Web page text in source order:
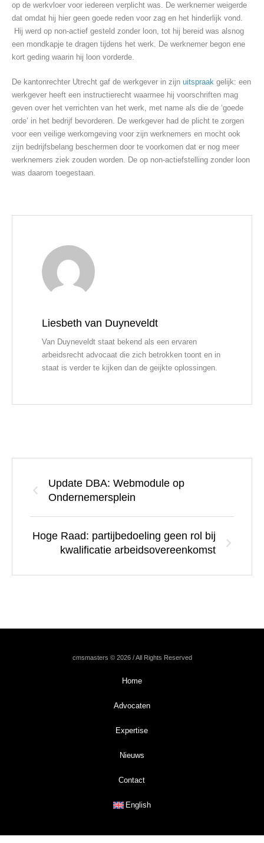
op de werkvloer voor iedereen verplicht was. De werknemer weigerde
dat omdat hij hier geen goede reden voor zag en het hinderlijk vond.
Hij werd op non-actief gesteld zonder loon, tot hij bereid was alsnog
een mondkapje te dragen tijdens het werk. De werknemer begon ene
kort geding waarin hij loon vorderde.
De kantonrechter Utrecht gaf de werkgever in zijn uitspraak gelijk: een
werkgever heeft een instructierecht waarmee hij voorschriften mag
geven over het verrichten van het werk, met name als die de ‘goede
orde’ in het bedrijf bevorderen. De werkgever had de plicht te zorgen
voor een veilige werkomgeving voor zijn werknemers en mocht ook
zijn bedrijfsbelang beschermen door te voorkomen dat er nog meer
werknemers ziek zouden worden. De op non-actiefstelling zonder loon
was daarom toegestaan.
Liesbeth van Duyneveldt
Van Duyneveldt staat bekend als een ervaren
arbeidsrecht advocaat die zich betrokken toont en in
staat is verder te kijken dan de geijkte oplossingen.
Update DBA: Webmodule op
Ondernemersplein
Hoge Raad: partijbedoeling geen rol bij
kwalificatie arbeidsovereenkomst
cmsmasters © 2026 / All Rights Reserved
Home
Advocaten
Expertise
Nieuws
Contact
English